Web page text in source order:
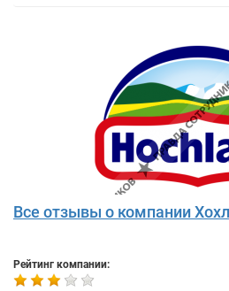
Все отзывы о компании
Рейтинг компании: